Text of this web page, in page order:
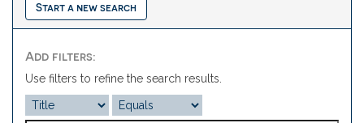
Start a new search
Add filters:
Use filters to refine the search results.